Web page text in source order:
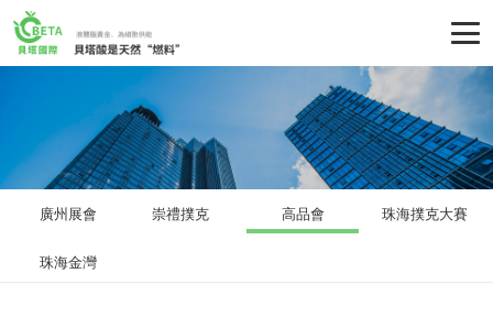
廣州展會 崇禮撲克 高品會 珠海撲克大賽
珠海金灣